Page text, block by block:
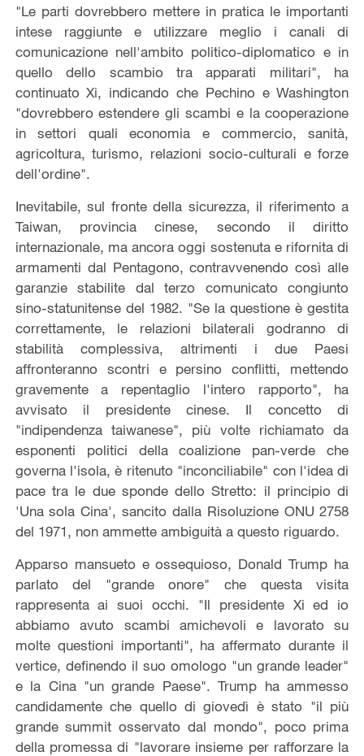
"Le parti dovrebbero mettere in pratica le importanti
intese raggiunte e utilizzare meglio i canali di
comunicazione nell'ambito politico-diplomatico e in
quello dello scambio tra apparati militari", ha
continuato Xi, indicando che Pechino e Washington
"dovrebbero estendere gli scambi e la cooperazione
in settori quali economia e commercio, sanità,
agricoltura, turismo, relazioni socio-culturali e forze
dell'ordine".
Inevitabile, sul fronte della sicurezza, il riferimento a
Taiwan, provincia cinese, secondo il diritto
internazionale, ma ancora oggi sostenuta e rifornita di
armamenti dal Pentagono, contravvenendo così alle
garanzie stabilite dal terzo comunicato congiunto
sino-statunitense del 1982. "Se la questione è gestita
correttamente, le relazioni bilaterali godranno di
stabilità complessiva, altrimenti i due Paesi
affronteranno scontri e persino conflitti, mettendo
gravemente a repentaglio l'intero rapporto", ha
avvisato il presidente cinese. Il concetto di
"indipendenza taiwanese", più volte richiamato da
esponenti politici della coalizione pan-verde che
governa l'isola, è ritenuto "inconciliabile" con l'idea di
pace tra le due sponde dello Stretto: il principio di
'Una sola Cina', sancito dalla Risoluzione ONU 2758
del 1971, non ammette ambiguità a questo riguardo.
Apparso mansueto e ossequioso, Donald Trump ha
parlato del "grande onore" che questa visita
rappresenta ai suoi occhi. "Il presidente Xi ed io
abbiamo avuto scambi amichevoli e lavorato su
molte questioni importanti", ha affermato durante il
vertice, definendo il suo omologo "un grande leader"
e la Cina "un grande Paese". Trump ha ammesso
candidamente che quello di giovedì è stato "il più
grande summit osservato dal mondo", poco prima
della promessa di "lavorare insieme per rafforzare la